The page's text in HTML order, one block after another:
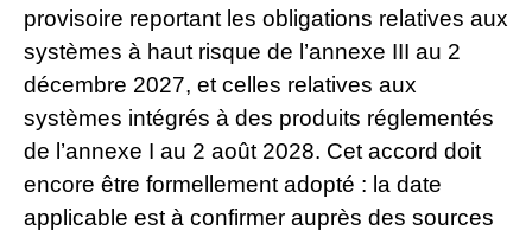
provisoire reportant les obligations relatives aux
systèmes à haut risque de l’annexe III au 2
décembre 2027, et celles relatives aux
systèmes intégrés à des produits réglementés
de l’annexe I au 2 août 2028. Cet accord doit
encore être formellement adopté : la date
applicable est à confirmer auprès des sources